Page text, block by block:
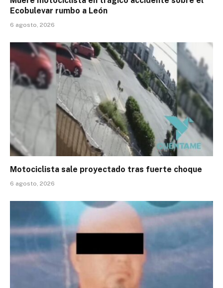
Ecobulevar rumbo a León
6 agosto, 2026
Motociclista sale proyectado tras fuerte choque
6 agosto, 2026